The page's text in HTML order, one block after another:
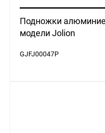
Подножки
модели Jolion
GJFJ00047P